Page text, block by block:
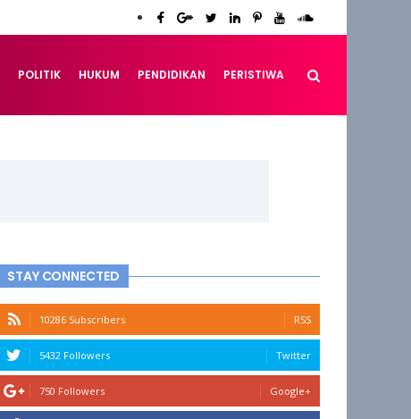
POLITIK HUKUM PENDIDIKAN PERISTIWA
STAY CONNECTED
10286 Subscribers RSS
5432 Followers Twitter
750 Followers Google+